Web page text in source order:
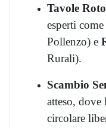
Tavole
esperti come
Pollenzo) e
Rurali).
Scambio
atteso, dove
circolare